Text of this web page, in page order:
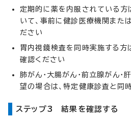
定期的に薬を内服されている方
いて、事前に健診医療機関また
ださい
胃内視鏡検査を同時実施する方
確認ください
肺がん・大腸がん・前立腺がん・
望の場合は、特定健康診査と同
ステップ3 結果を確認する